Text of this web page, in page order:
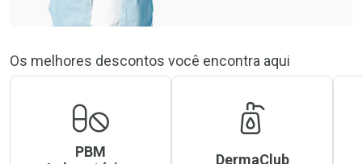
Os melhores descontos você encontra aqui
PBM
DermaClub